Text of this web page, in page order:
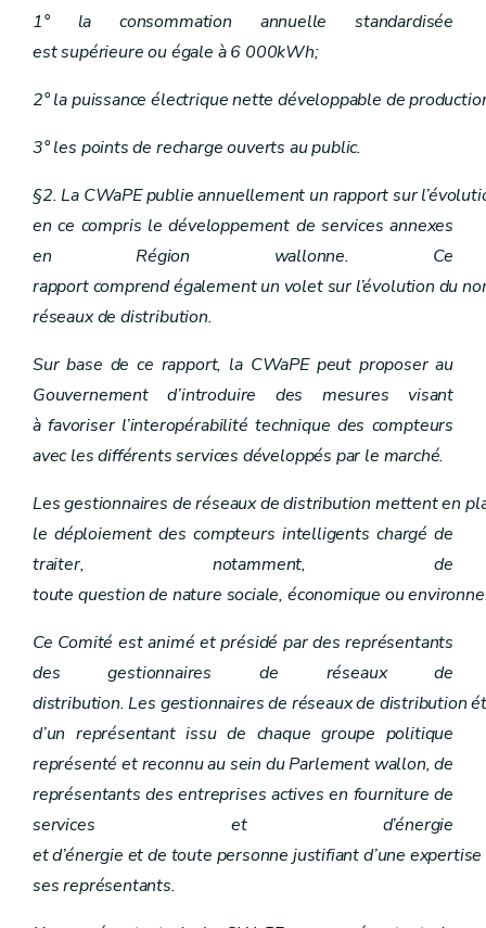
Art. 63
1° la consommation annuelle standardisée
est supérieure ou égale à 6 000kWh;
2° la puissance électrique nette développable de
3° les points de recharge ouverts au public.
§2. La CWaPE publie annuellement un rapport sur
en ce compris le développement de services annexes
en Région wallonne. Ce
rapport comprend également un volet sur l’évolution du
réseaux de distribution.
Sur base de ce rapport, la CWaPE peut proposer au
Gouvernement d’introduire des mesures visant
à favoriser l’interopérabilité technique des compteurs
avec les différents services développés par le marché.
Les gestionnaires de réseaux de distribution mettent en
le déploiement des compteurs intelligents chargé de
traiter, notamment, de
toute question de nature sociale, économique ou
Ce Comité est animé et présidé par des représentants
des gestionnaires de réseaux de
distribution. Les gestionnaires de réseaux de distribution
d’un représentant issu de chaque groupe politique
représenté et reconnu au sein du Parlement wallon, de
représentants des entreprises actives en fourniture de
services et d’énergie
et d’énergie et de toute personne justifiant d’une
ses représentants.